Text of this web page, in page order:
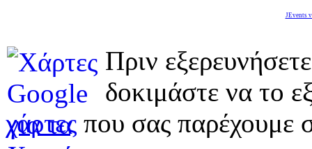
JEvents
Πριν
δοκιμάστε να το
χάρτες που σας παρέχουμε